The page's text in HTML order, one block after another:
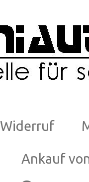
Widerruf
Ankauf